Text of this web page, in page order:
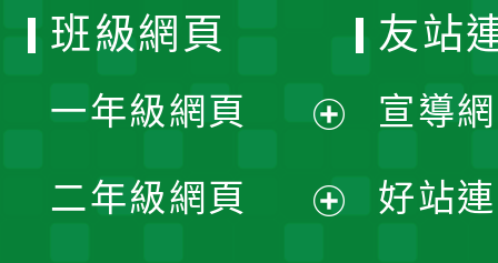
班級網頁
一年級網頁
開
二年級網頁
友站
宣導
好站